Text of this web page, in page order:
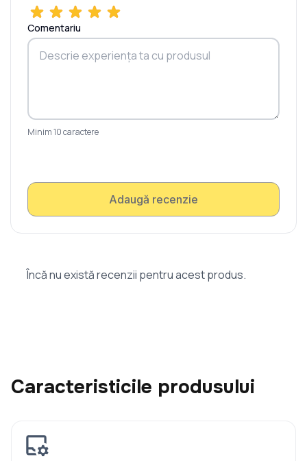
Comentariu
Minim 10 caractere
Adaugă recenzie
Încă nu există recenzii pentru acest produs.
Caracteristicile produsului